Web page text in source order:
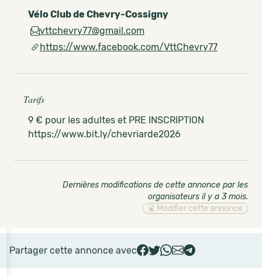
Vélo Club de Chevry-Cossigny
vttchevry77@gmail.com
https://www.facebook.com/VttChevry77
Tarifs
9 € pour les adultes et PRE INSCRIPTION
https://www.bit.ly/chevriarde2026
Dernières modifications de cette annonce par les
organisateurs il y a 3 mois.
Modifier cette annonce
Partager cette annonce avec